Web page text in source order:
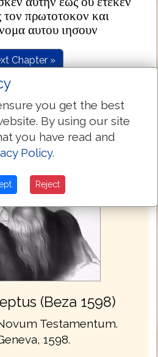
τον πρωτοτοκον και
αυτου ιησουν
Chapter »
(Beza 1598)
Testamentum.
1598.
you get the best
By using our site
you have read and
Policy.
Reject